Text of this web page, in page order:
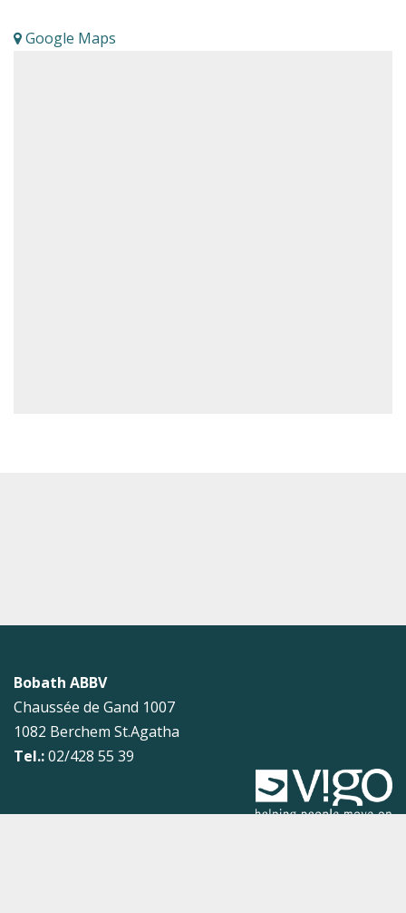
Google Maps
Bobath ABBV
Chaussée de Gand 1007
1082 Berchem St.Agatha
Tel.:02/428 55 39